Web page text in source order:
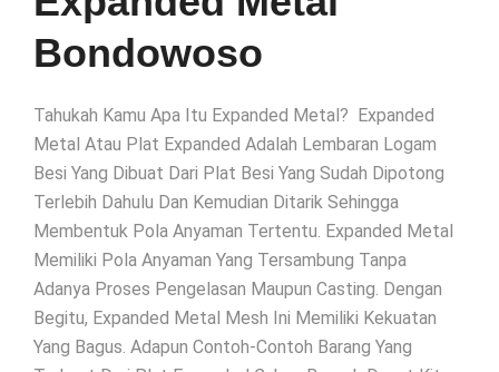
Bondowoso
Tahukah Kamu Apa Itu Expanded Metal? Expanded
Metal Atau Plat Expanded Adalah Lembaran Logam
Besi Yang Dibuat Dari Plat Besi Yang Sudah Dipotong
Terlebih Dahulu Dan Kemudian Ditarik Sehingga
Membentuk Pola Anyaman Tertentu. Expanded Metal
Memiliki Pola Anyaman Yang Tersambung Tanpa
Adanya Proses Pengelasan Maupun Casting. Dengan
Begitu, Expanded Metal Mesh Ini Memiliki Kekuatan
Yang Bagus. Adapun Contoh-Contoh Barang Yang